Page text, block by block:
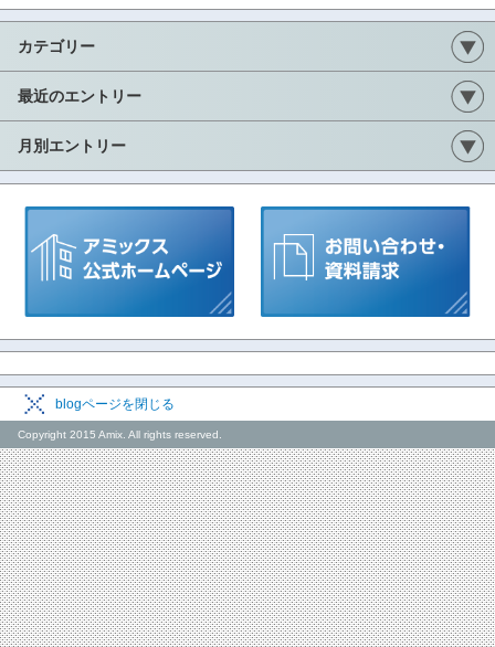
カテゴリー
最近のエントリー
月別エントリー
blogページを閉じる
Copyright 2015 Amix. All rights reserved.